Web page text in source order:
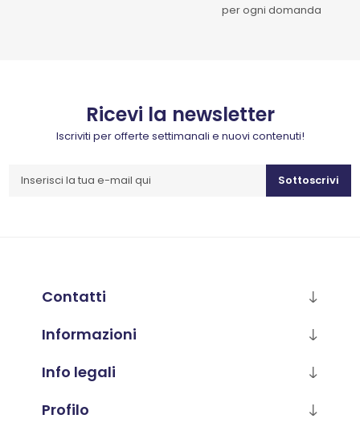
per ogni domanda
Ricevi la newsletter
Iscriviti per offerte settimanali e nuovi contenuti!
Sottoscrivi
Contatti
Informazioni
Info legali
Profilo